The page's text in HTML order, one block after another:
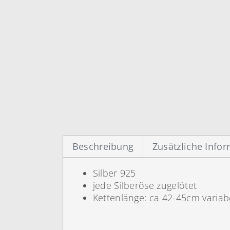
Beschreibung Zusätzliche
Silber 925
jede Silberöse zugelötet
Kettenlänge: ca 42-45cm